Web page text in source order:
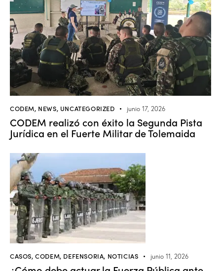
CODEM, NEWS, UNCATEGORIZED junio 17, 2026
CODEM realizó con éxito la Segunda Pista
Jurídica en el Fuerte Militar de Tolemaida
CASOS,CODEM, DEFENSORIA, NOTICIAS junio 11, 2026